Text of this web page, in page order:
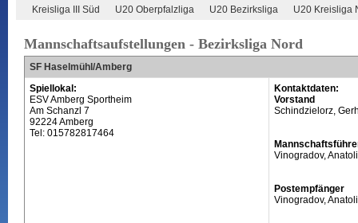
Kreisliga III Süd
U20 Oberpfalzliga U20 Bezirksliga U20 Kreisliga
Mannschaftsaufstellungen - Bezirksliga Nord
SF Haselmühl/Amberg
Spiellokal:
ESV Amberg Sportheim
Am Schanzl 7
92224 Amberg
Tel: 015782817464
Kontaktdaten:
Vorstand
Schindzielorz,
Vinogradov, Anatoli
Postempfänger
Vinogradov, Anatoli